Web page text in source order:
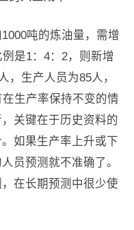
吨的炼油量，需增
是1：4：2，则新增
，生产人员为85人，
生产率保持不变的情
关键在于历史资料的
如果生产率上升或下
员预测就不准确了。
在长期预测中很少使